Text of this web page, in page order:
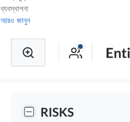
ব্যবস্থাপনা
আরও জানুন